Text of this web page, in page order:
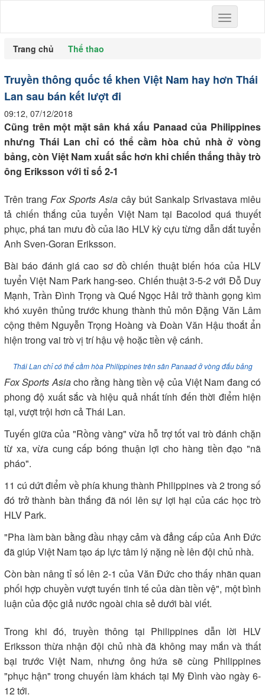
Toggle
navigation
Trang chủ
Thể thao
Truyền thông quốc tế khen Việt Nam hay hơn Thái
Lan sau bán kết lượt đi
09:12, 07/12/2018
Cũng trên một mặt sân khá xấu Panaad của Philippines
nhưng Thái Lan chỉ có thể cầm hòa chủ nhà ở vòng
bảng, còn Việt Nam xuất sắc hơn khi chiến thắng thầy trò
ông Eriksson với tỉ số 2-1
Trên trang Fox Sports Asia cây bút Sankalp Srivastava miêu
tả chiến thắng của tuyển Việt Nam tại Bacolod quá thuyết
phục, phá tan mưu đồ của lão HLV kỳ cựu từng dẫn dắt tuyển
Anh Sven-Goran Eriksson.
Bài báo đánh giá cao sơ đồ chiến thuật biến hóa của HLV
tuyển Việt Nam Park hang-seo. Chiến thuật 3-5-2 với Đỗ Duy
Mạnh, Trần Đình Trọng và Quế Ngọc Hải trở thành gọng kìm
khó xuyên thủng trước khung thành thủ môn Đặng Văn Lâm
cộng thêm Nguyễn Trọng Hoàng và Đoàn Văn Hậu thoắt ẩn
hiện trong vai trò vị trí hậu vệ hoặc tiền vệ cánh.
Thái Lan chỉ có thể cầm hòa Philippines trên sân Panaad ở vòng đấu bảng
Fox Sports Asiacho rằng hàng tiền vệ của Việt Nam đang có
phong độ xuất sắc và hiệu quả nhất tính đến thời điểm hiện
tại, vượt trội hơn cả Thái Lan.
Tuyến giữa của "Rồng vàng" vừa hỗ trợ tốt vai trò đánh chặn
từ xa, vừa cung cấp bóng thuận lợi cho hàng tiền đạo "nã
pháo".
11 cú dứt điểm về phía khung thành Philippines và 2 trong số
đó trở thành bàn thắng đã nói lên sự lợi hại của các học trò
HLV Park.
"Pha làm bàn bằng đầu nhạy cảm và đẳng cấp của Anh Đức
đã giúp Việt Nam tạo áp lực tâm lý nặng nề lên đội chủ nhà.
Còn bàn nâng tỉ số lên 2-1 của Văn Đức cho thấy nhãn quan
phối hợp chuyền vượt tuyến tinh tế của dàn tiền vệ", một bình
luận của độc giả nước ngoài chia sẻ dưới bài viết.
Trong khi đó, truyền thông tại Philippines dẫn lời HLV
Eriksson thừa nhận đội chủ nhà đã không may mắn và thất
bại trước Việt Nam, nhưng ông hứa sẽ cùng Philippines
"phục hận" trong chuyến làm khách tại Mỹ Đình vào ngày 6-
12 tới.